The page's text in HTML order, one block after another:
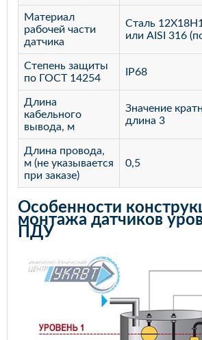
Материал
рабочей части
датчика
Сталь
или AISI 316
Степень защиты
по ГОСТ 14254
IP68
Длина
кабельного
вывода, м
Значение
длина 3
Длина провода,
м (не указывается
при заказе)
0,5
Особенности
монтажа датчиков
ПДУ